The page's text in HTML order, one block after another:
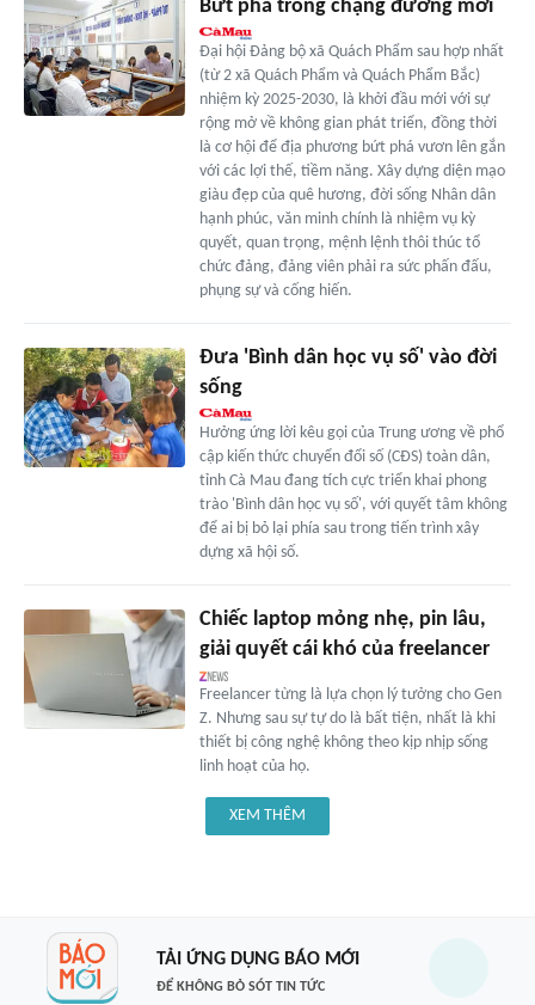
Bứt phá trong chặng đường mới
Ðại hội Ðảng bộ xã Quách Phẩm sau hợp nhất
(từ 2 xã Quách Phẩm và Quách Phẩm Bắc)
nhiệm kỳ 2025-2030, là khởi đầu mới với sự
rộng mở về không gian phát triển, đồng thời
là cơ hội để địa phương bứt phá vươn lên gắn
với các lợi thế, tiềm năng. Xây dựng diện mạo
giàu đẹp của quê hương, đời sống Nhân dân
hạnh phúc, văn minh chính là nhiệm vụ kỳ
quyết, quan trọng, mệnh lệnh thôi thúc tổ
chức đảng, đảng viên phải ra sức phấn đấu,
phụng sự và cống hiến.
Ðưa 'Bình dân học vụ số' vào đời
sống
Hưởng ứng lời kêu gọi của Trung ương về phổ
cập kiến thức chuyển đổi số (CÐS) toàn dân,
tỉnh Cà Mau đang tích cực triển khai phong
trào 'Bình dân học vụ số', với quyết tâm không
để ai bị bỏ lại phía sau trong tiến trình xây
dựng xã hội số.
Chiếc laptop mỏng nhẹ, pin lâu,
giải quyết cái khó của freelancer
Freelancer từng là lựa chọn lý tưởng cho Gen
Z. Nhưng sau sự tự do là bất tiện, nhất là khi
thiết bị công nghệ không theo kịp nhịp sống
linh hoạt của họ.
XEM THÊM
TẢI ỨNG DỤNG BÁO MỚI
ĐỂ KHÔNG BỎ SÓT TIN TỨC